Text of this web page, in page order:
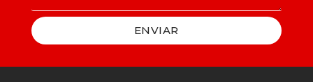
ENVIAR